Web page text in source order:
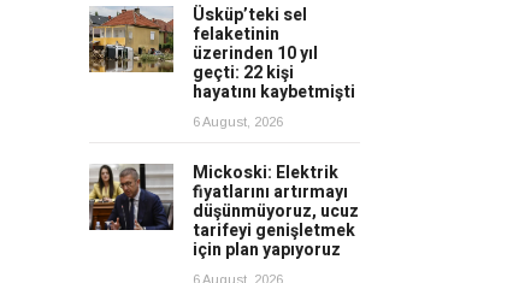
Üsküp’teki sel
felaketinin
üzerinden 10 yıl
geçti: 22 kişi
hayatını kaybetmişti
6 August, 2026
Mickoski: Elektrik
fiyatlarını artırmayı
düşünmüyoruz, ucuz
tarifeyi genişletmek
için plan yapıyoruz
6 August, 2026